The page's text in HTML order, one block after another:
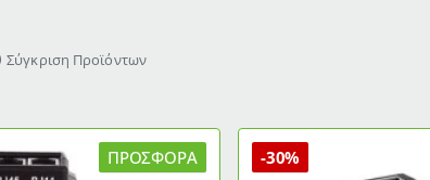
Σύγκριση Προϊόντων
ΠΡΟΣΦΟΡΆ -30%